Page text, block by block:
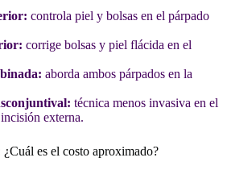
controla piel y bolsas en el párpado
corrige bolsas y piel flácida en el
aborda ambos párpados en la
técnica menos invasiva en el
externa.
es el costo aproximado?